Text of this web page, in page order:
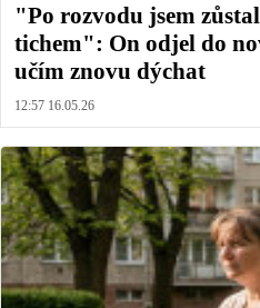
"Po rozvodu jsem
tichem": On odjel do
učím znovu dýchat
12:57 16.05.26